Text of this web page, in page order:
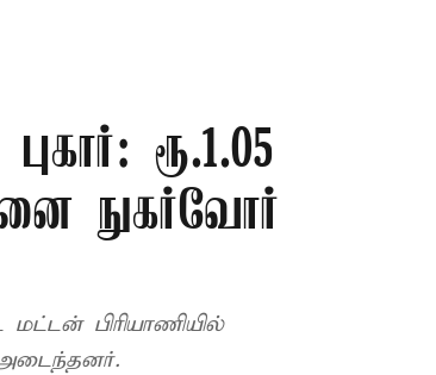
ரூ.1.05
நுகர்வோர்
பிரியாணியில்
அடைந்தனர்.